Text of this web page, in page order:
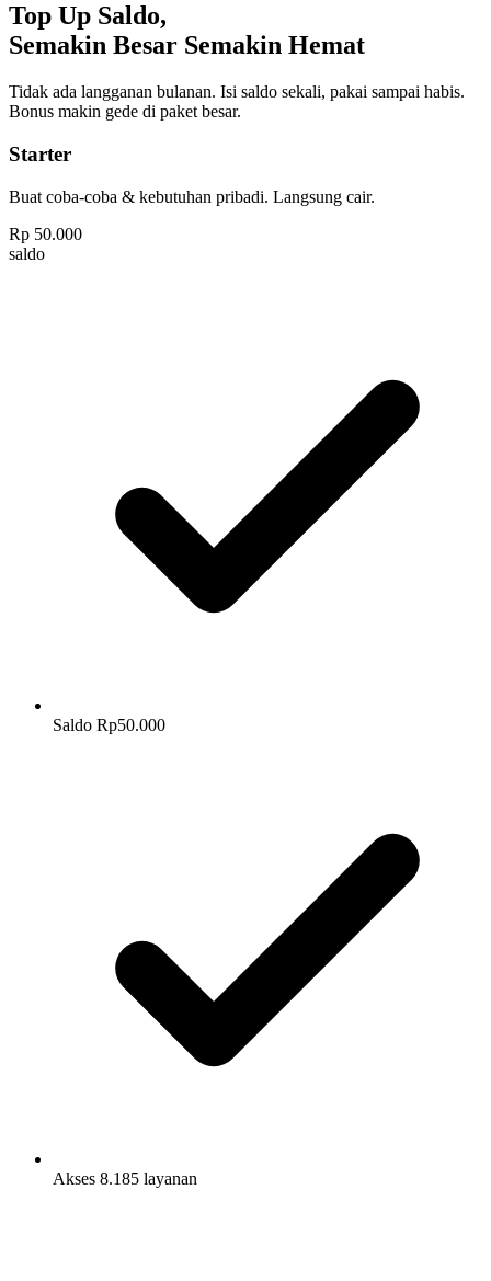
Top Up Saldo,
Semakin Besar Semakin Hemat
Tidak ada langganan bulanan. Isi saldo sekali, pakai sampai habis.
Bonus makin gede di paket besar.
Starter
Buat coba-coba & kebutuhan pribadi. Langsung cair.
Rp 50.000
saldo
Saldo Rp50.000
Akses 8.185 layanan